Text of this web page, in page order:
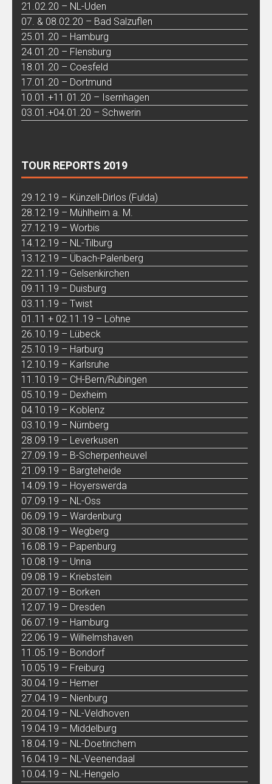
21.02.20 – NL-Uden
07. & 08.02.20 – Bad Salzuflen
25.01.20 – Hamburg
24.01.20 – Flensburg
18.01.20 – Coesfeld
17.01.20 – Dortmund
10.01.+11.01.20 – Isernhagen
03.01.+04.01.20 – Schwerin
TOUR REPORTS 2019
29.12.19 – Künzell-Dirlos (Fulda)
28.12.19 – Mühlheim a. M.
27.12.19 – Worbis
14.12.19 – NL-Tilburg
13.12.19 – Übach-Palenberg
22.11.19 – Gelsenkirchen
09.11.19 – Duisburg
03.11.19 – Twist
01.11 + 02.11.19 – Löhne
26.10.19 – Lübeck
25.10.19 – Harburg
12.10.19 – Karlsruhe
11.10.19 – CH-Bern/Rubingen
05.10.19 – Dexheim
04.10.19 – Koblenz
03.10.19 – Nürnberg
28.09.19 – Leverkusen
27.09.19 – B-Scherpenheuvel
21.09.19 – Bargteheide
14.09.19 – Hoyerswerda
07.09.19 – NL-Oss
06.09.19 – Wardenburg
30.08.19 – Wegberg
16.08.19 – Papenburg
10.08.19 – Unna
09.08.19 – Kriebstein
20.07.19 – Borken
12.07.19 – Dresden
06.07.19 – Hamburg
22.06.19 – Wilhelmshaven
11.05.19 – Bondorf
10.05.19 – Freiburg
30.04.19 – Hemer
27.04.19 – Nienburg
20.04.19 – NL-Veldhoven
19.04.19 – Middelburg
18.04.19 – NL-Doetinchem
16.04.19 – NL-Veenendaal
10.04.19 – NL-Hengelo